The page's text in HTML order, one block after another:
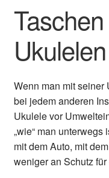
Warum Ukulele?
Welche Ukulele?
Größen/Maße von
Stimmung(en) der
Saiten für Ukulelen
Ukulelen
Wenn man mit seiner
bei jedem anderen
Ukulele vor
„wie“ man unterwegs
mit dem Auto, mit
weniger an Schutz